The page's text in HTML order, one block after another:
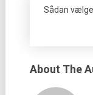
Sådan
About The